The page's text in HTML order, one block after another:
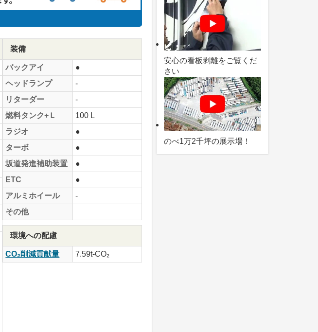
装備
バックアイ
●
ヘッドランプ
-
リターダー
-
燃料タンク+Ｌ
100 L
ラジオ
●
ターボ
●
坂道発進補助装置
●
ETC
●
アルミホイール
-
その他
環境への配慮
CO₂削減貢献量 7.59t-CO₂
安心の看板剥離をご覧くだ
さい
のべ1万2千坪の展示場！